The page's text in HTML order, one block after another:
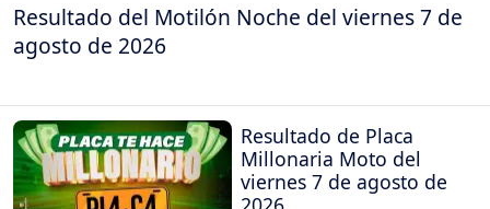
Resultado del Motilón Noche del viernes 7 de
agosto de 2026
Resultado de Placa
Millonaria Moto del
viernes 7 de agosto de